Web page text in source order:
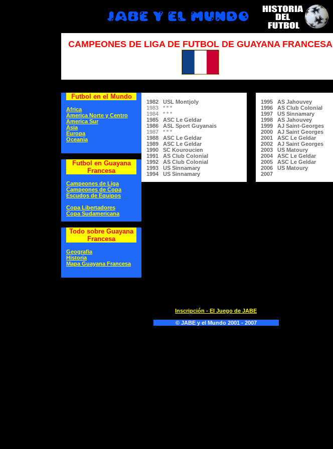
CAMPEONES DE LIGA DE FUTBOL DE GUAYANA FRANCESA
Futbol en el Mundo
Africa
America Norte y Centro
America Sur
Asia
Europa
Oceania
Futbol en Guayana
Francesa
Campeones de Liga
Campeones de Copa
Escudos de Equipos
Copa Libertadores
Copa Sudamericana
Todo sobre Guayana
Francesa
Geografia
Historia
Mapa Guayana Francesa
1982 USL Montjoly
1983 * * *
1984 * * *
1985 ASC Le Geldar
1986 ASL Sport Guyanais
1987 * * *
1988 ASC Le Geldar
1989 ASC Le Geldar
1990 SC Kouroucien
1991 AS Club Colonial
1992 AS Club Colonial
1993 US Sinnamary
1994 US Sinnamary
1995 AS Jahouvey
1996 AS Club Colonial
1997 US Sinnamary
1998 AS Jahouvey
1999 AJ Saint-Georges
2000 AJ Saint Georges
2001 ASC Le Geldar
2002 AJ Saint Georges
2003 US Matoury
2004 ASC Le Geldar
2005 ASC Le Geldar
2006 US Matoury
2007
Inscripción - El Juego de JABE
© JABE y el Mundo 2001 - 2007